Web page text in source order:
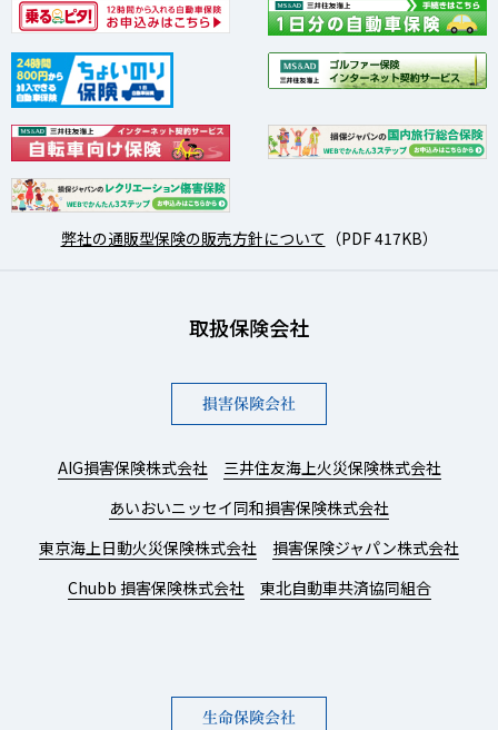
弊社の通販型保険の販売方針について （PDF 417KB）
取扱保険会社
損害保険会社
AIG損害保険株式会社
三井住友海上火災保険株式会社
あいおいニッセイ同和損害保険株式会社
東京海上日動火災保険株式会社
損害保険ジャパン株式会社
Chubb 損害保険株式会社
東北自動車共済協同組合
生命保険会社